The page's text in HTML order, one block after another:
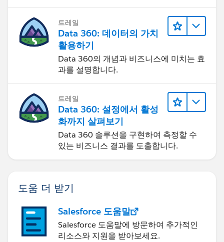
트레일
Data 360: 데이터의 가치
활용하기
Data 360의 개념과 비즈니스에 미치는 효
과를 설명합니다.
트레일
Data 360: 설정에서 활성
화까지 살펴보기
Data 360 솔루션을 구현하여 측정할 수
있는 비즈니스 결과를 도출합니다.
도움 더 받기
Salesforce 도움말
Salesforce 도움말에 방문하여 추가적인
리소스와 지원을 받아보세요.